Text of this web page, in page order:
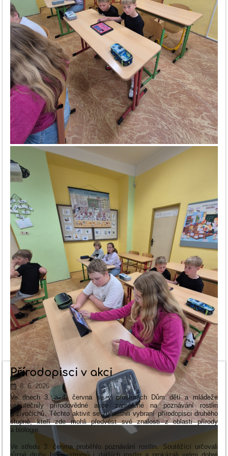
Přírodopisci v akci
8. 6. 2026
Ve dnech 3. a 4. června se v prostorách
Dům dětí a mládeže
uskutečnily přírodovědné akce zaměřené na poznávání rostlin
a živočichů. Těchto aktivit se zúčastnili vybraní přírodopisci druhého
stupně, kteří zde mohli předvést své znalosti z oblasti přírody
a biologie.
Ve středu 3. června proběhlo poznávání rostlin. Soutěžící určovali